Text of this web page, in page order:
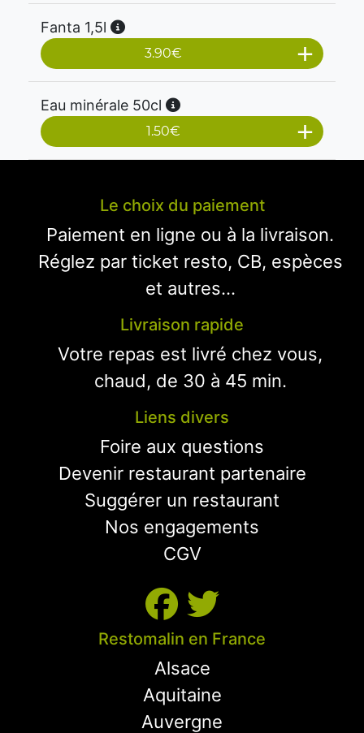
Fanta 1,5l
3.90€
Eau minérale 50cl
1.50€
Le choix du paiement
Paiement en ligne ou à la livraison.
Réglez par ticket resto, CB, espèces
et autres...
Livraison rapide
Votre repas est livré chez vous,
chaud, de 30 à 45 min.
Liens divers
Foire aux questions
Devenir restaurant partenaire
Suggérer un restaurant
Nos engagements
CGV
Restomalin en France
Alsace
Aquitaine
Auvergne